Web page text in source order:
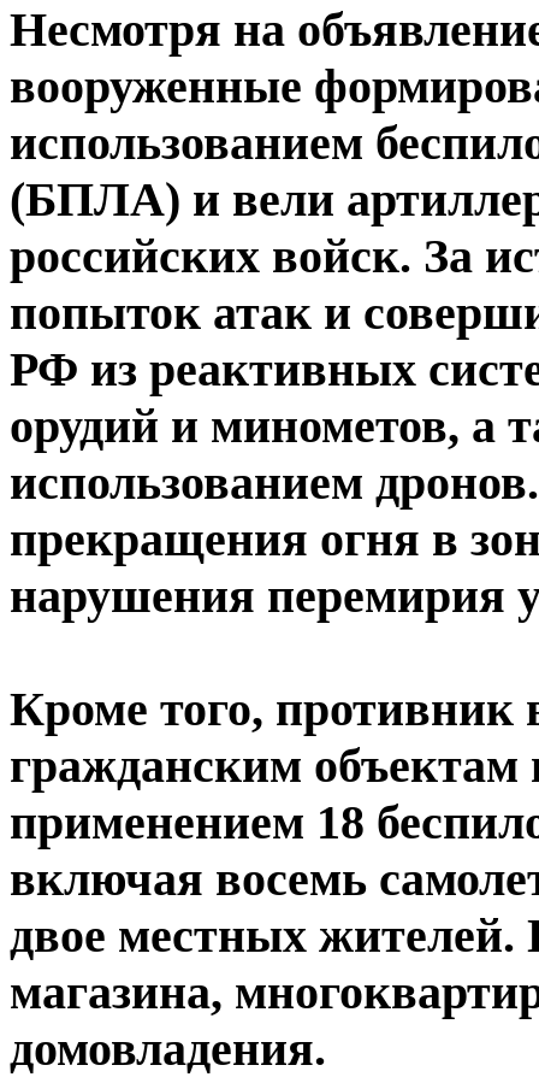
Несмотря на
вооруженные
использованием
(БПЛА) и вели
российских войск. За
попыток атак и
РФ из реактивных
орудий и минометов, а
использованием
прекращения огня в
нарушения перемирия
Кроме того, противник
гражданским объектам
применением 18
включая восемь
двое местных жителей.
магазина,
домовладения.